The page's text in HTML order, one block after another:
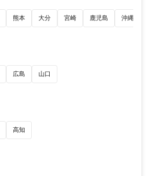
熊本 大分 宮崎 鹿児島 沖縄
広島 山口
高知